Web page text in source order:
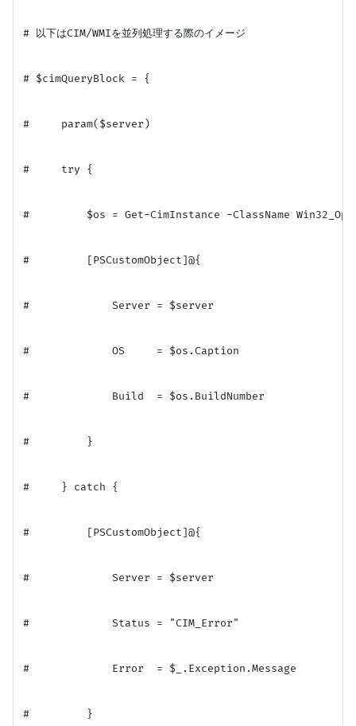
# 以下はCIM/WMIを並列処理する際のイメージ
# $cimQueryBlock = {
#     param($server)
#     try {
#         $os = Get-CimInstance -ClassName
#         [PSCustomObject]@{
#             Server = $server
#             OS     = $os.Caption
#             Build  = $os.BuildNumber
#         }
#     } catch {
#         [PSCustomObject]@{
#             Server = $server
#             Status = "CIM_Error"
#             Error  = $_.Exception.Message
#         }